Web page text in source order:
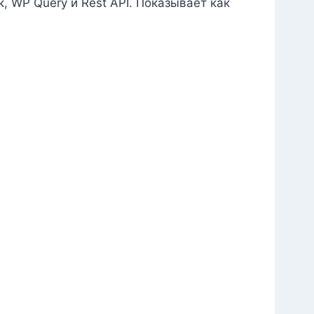
WP Query и Rest API. Показывает как